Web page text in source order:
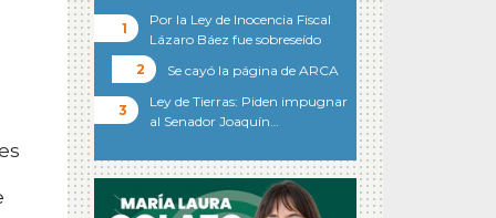
Por la Ley de Inocencia Fiscal
Lázaro Báez fue sobreseído
Se cayó la página de ARCA
Ley de Tierras: Piden impugnar
al Senador Joaquín…